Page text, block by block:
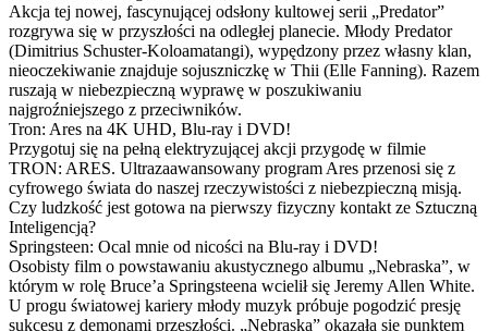
Akcja tej nowej, fascynującej odsłony kultowej serii „Predator”
rozgrywa się w przyszłości na odległej planecie. Młody Predator
(Dimitrius Schuster-Koloamatangi), wypędzony przez własny klan,
nieoczekiwanie znajduje sojuszniczkę w Thii (Elle Fanning). Razem
ruszają w niebezpieczną wyprawę w poszukiwaniu
najgroźniejszego z przeciwników.
Tron: Ares na 4K UHD, Blu-ray i DVD!
Przygotuj się na pełną elektryzującej akcji przygodę w filmie
TRON: ARES. Ultrazaawansowany program Ares przenosi się z
cyfrowego świata do naszej rzeczywistości z niebezpieczną misją.
Czy ludzkość jest gotowa na pierwszy fizyczny kontakt ze Sztuczną
Inteligencją?
Springsteen: Ocal mnie od nicości na Blu-ray i DVD!
Osobisty film o powstawaniu akustycznego albumu „Nebraska”, w
którym w rolę Bruce’a Springsteena wcielił się Jeremy Allen White.
U progu światowej kariery młody muzyk próbuje pogodzić presję
sukcesu z demonami przeszłości. „Nebraska” okazała się punktem